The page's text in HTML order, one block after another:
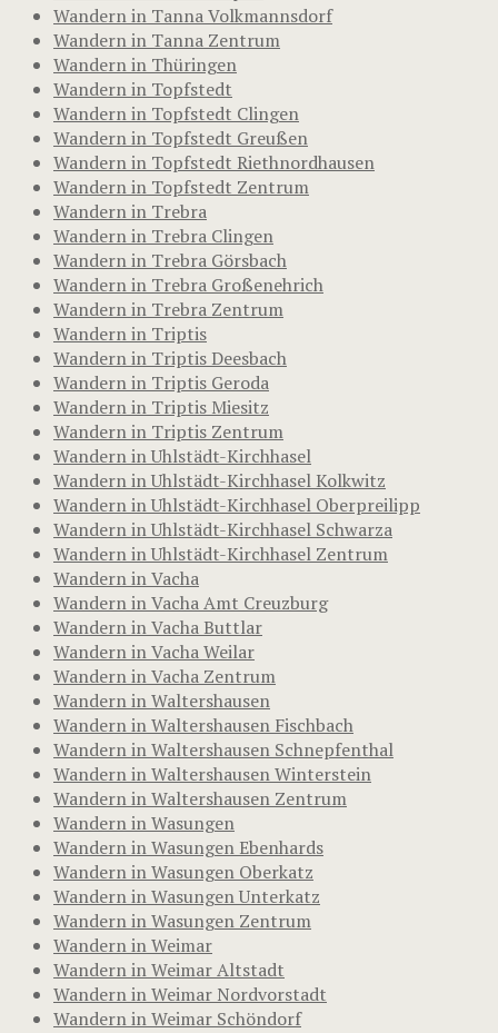
Wandern in Tanna Volkmannsdorf
Wandern in Tanna Zentrum
Wandern in Thüringen
Wandern in Topfstedt
Wandern in Topfstedt Clingen
Wandern in Topfstedt Greußen
Wandern in Topfstedt Riethnordhausen
Wandern in Topfstedt Zentrum
Wandern in Trebra
Wandern in Trebra Clingen
Wandern in Trebra Görsbach
Wandern in Trebra Großenehrich
Wandern in Trebra Zentrum
Wandern in Triptis
Wandern in Triptis Deesbach
Wandern in Triptis Geroda
Wandern in Triptis Miesitz
Wandern in Triptis Zentrum
Wandern in Uhlstädt-Kirchhasel
Wandern in Uhlstädt-Kirchhasel Kolkwitz
Wandern in Uhlstädt-Kirchhasel Oberpreilipp
Wandern in Uhlstädt-Kirchhasel Schwarza
Wandern in Uhlstädt-Kirchhasel Zentrum
Wandern in Vacha
Wandern in Vacha Amt Creuzburg
Wandern in Vacha Buttlar
Wandern in Vacha Weilar
Wandern in Vacha Zentrum
Wandern in Waltershausen
Wandern in Waltershausen Fischbach
Wandern in Waltershausen Schnepfenthal
Wandern in Waltershausen Winterstein
Wandern in Waltershausen Zentrum
Wandern in Wasungen
Wandern in Wasungen Ebenhards
Wandern in Wasungen Oberkatz
Wandern in Wasungen Unterkatz
Wandern in Wasungen Zentrum
Wandern in Weimar
Wandern in Weimar Altstadt
Wandern in Weimar Nordvorstadt
Wandern in Weimar Schöndorf